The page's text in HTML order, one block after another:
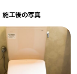
施工後の写真